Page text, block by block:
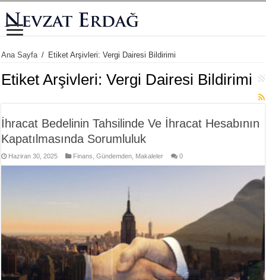
Ana Sayfa / Etiket Arşivleri: Vergi Dairesi Bildirimi
Etiket Arşivleri:Vergi Dairesi Bildirimi
İhracat Bedelinin Tahsilinde Ve İhracat Hesabının
Kapatılmasında Sorumluluk
Haziran 30, 2025 Finans ,Gündemden Makaleler 0